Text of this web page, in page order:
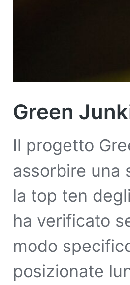
Green
Il progetto
assorbire una
la top ten
ha verificato
modo
posizionate